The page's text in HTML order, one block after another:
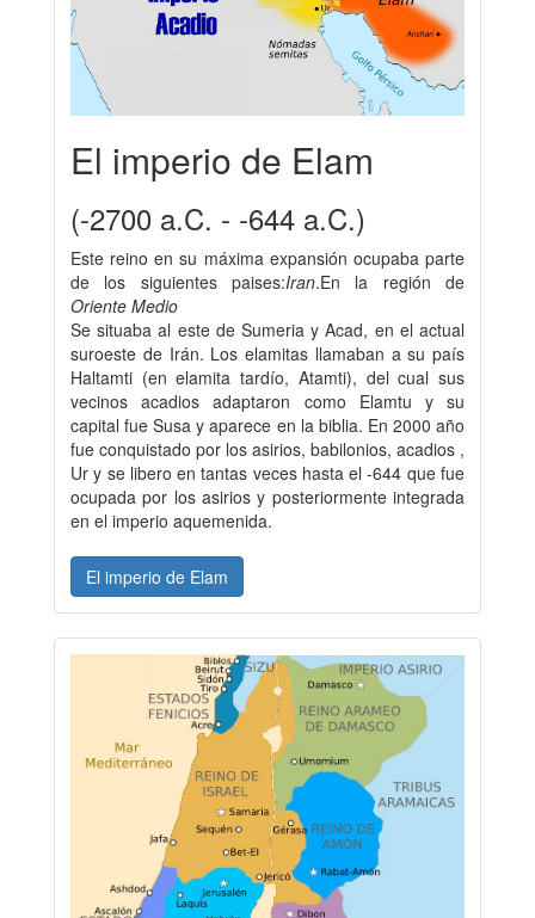
El imperio de Elam
(-2700 a.C. - -644 a.C.)
Este reino en su máxima expansión ocupaba parte
de los siguientes paises:Iran.En la región de
Oriente Medio
Se situaba al este de Sumeria y Acad, en el actual
suroeste de Irán. Los elamitas llamaban a su país
Haltamti (en elamita tardío, Atamti), del cual sus
vecinos acadios adaptaron como Elamtu y su
capital fue Susa y aparece en la biblia. En 2000 año
fue conquistado por los asirios, babilonios, acadios ,
Ur y se libero en tantas veces hasta el -644 que fue
ocupada por los asirios y posteriormente integrada
en el imperio aquemenida.
El imperio de Elam